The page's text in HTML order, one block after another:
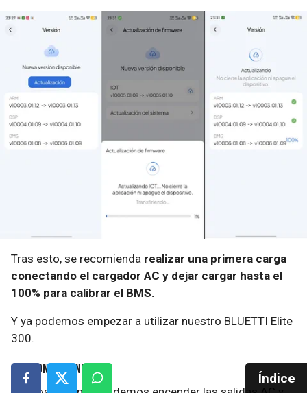
Tras esto, se recomienda realizar una primera carga
conectando el cargador AC y dejar cargar hasta el
100% para calibrar el BMS.
Y ya podemos empezar a utilizar nuestro BLUETTI Elite
300.
Uso con botones
Índice